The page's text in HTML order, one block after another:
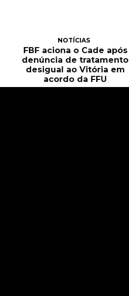
NOTÍCIAS
FBF aciona o Cade após
denúncia de tratamento
desigual ao Vitória em
acordo da FFU